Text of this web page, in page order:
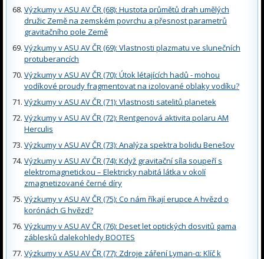
Výzkumy v ASU AV ČR (68): Hustota průmětů drah umělých
družic Země na zemském povrchu a přesnost parametrů
gravitačního pole Země
Výzkumy v ASU AV ČR (69): Vlastnosti plazmatu ve slunečních
protuberancích
Výzkumy v ASU AV ČR (70): Útok létajících hadů - mohou
vodíkové proudy fragmentovat na izolované oblaky vodíku?
Výzkumy v ASU AV ČR (71): Vlastnosti satelitů planetek
Výzkumy v ASU AV ČR (72): Rentgenová aktivita polaru AM
Herculis
Výzkumy v ASU AV ČR (73): Analýza spektra bolidu Benešov
Výzkumy v ASU AV ČR (74): Když gravitační síla soupeří s
elektromagnetickou – Elektricky nabitá látka v okolí
zmagnetizované černé díry
Výzkumy v ASU AV ČR (75): Co nám říkají erupce A hvězd o
korónách G hvězd?
Výzkumy v ASU AV ČR (76): Deset let optických dosvitů gama
záblesků dalekohledy BOOTES
Výzkumy v ASU AV ČR (77): Zdroje záření Lyman-α: Klíč k